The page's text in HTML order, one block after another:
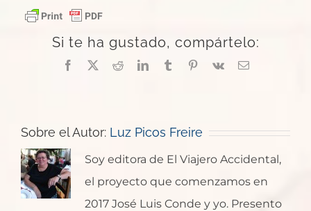
Si te ha gustado, compártelo:
Facebook
X RedditLinkedInTumblrPinterest
Vk
Correo
Sobre el Autor: Luz Picos Freire
Soy editora de El Viajero Accidental,
el proyecto que comenzamos en
2017 José Luis Conde y yo. Presento